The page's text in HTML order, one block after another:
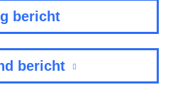
bericht
bericht